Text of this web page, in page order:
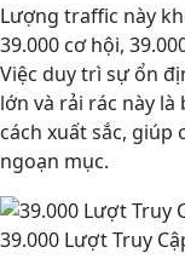
Lượng traffic này
39.000 cơ hội,
Việc duy trì sự ổn
lớn và rải rác này
cách xuất sắc, giúp
ngoạn mục.
39.000 Lượt Truy